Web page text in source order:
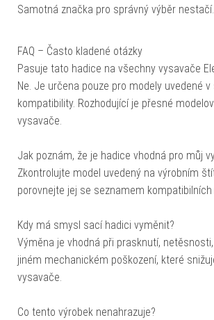
Samotná značka pro správný výběr nestačí.
FAQ – Často kladené otázky
Pasuje tato hadice na všechny vysavače
Ne. Je určena pouze pro modely uvedené
kompatibility. Rozhodující je přesné
vysavače.
Jak poznám, že je hadice vhodná pro můj
Zkontrolujte model uvedený na výrobním
porovnejte jej se seznamem kompatibilních
Kdy má smysl sací hadici vyměnit?
Výměna je vhodná při prasknutí,
jiném mechanickém poškození, které
vysavače.
Co tento výrobek nenahrazuje?